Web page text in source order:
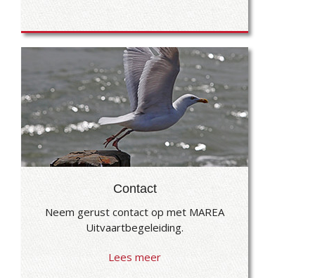
Contact
Neem gerust contact op met MAREA
Uitvaartbegeleiding.
Lees meer